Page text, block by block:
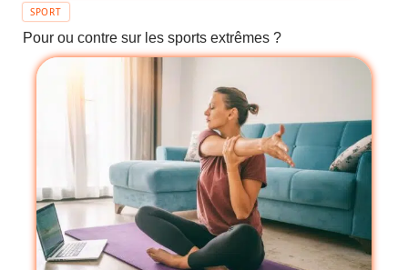
SPORT
Pour ou contre sur les sports extrêmes ?